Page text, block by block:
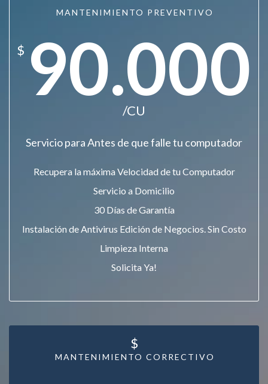
MANTENIMIENTO PREVENTIVO
$ 90.000
/CU
Servicio para Antes de que falle tu computador
Recupera la máxima Velocidad de tu Computador
Servicio a Domicilio
30 Días de Garantía
Instalación de Antivirus Edición de Negocios. Sin Costo
Limpieza Interna
Solicita Ya!
MANTENIMIENTO CORRECTIVO
$